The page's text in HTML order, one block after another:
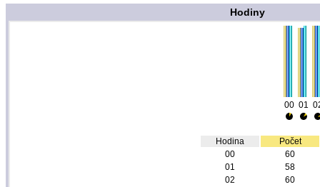
Hodiny
00 01
Hodina
Počet
00
60
01
58
02
60